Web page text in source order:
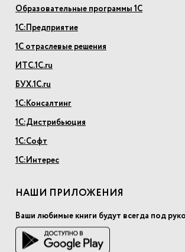
Образовательные программы 1С
1С:Предприятие
1С отраслевые решения
ИТС.1С.ru
БУХ.1С.ru
1С:Консалтинг
1С:Дистрибьюция
1С:Софт
1С:Интерес
НАШИ ПРИЛОЖЕНИЯ
Ваши любимые книги будут всегда под